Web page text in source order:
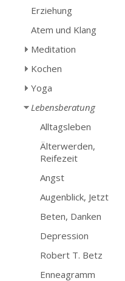
Erziehung
Atem und Klang
Meditation
Kochen
Yoga
Lebensberatung
Alltagsleben
Älterwerden,
Reifezeit
Angst
Augenblick, Jetzt
Beten, Danken
Depression
Robert T. Betz
Enneagramm